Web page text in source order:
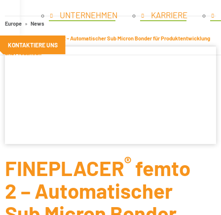
UNTERNEHMEN KARRIERE
KONTAKTIERE UNS
Europe News
® femto 2 – Automatischer Sub Micron Bonder für Produktentwicklung
und Produktion
FINEPLACER® femto
2 – Automatischer